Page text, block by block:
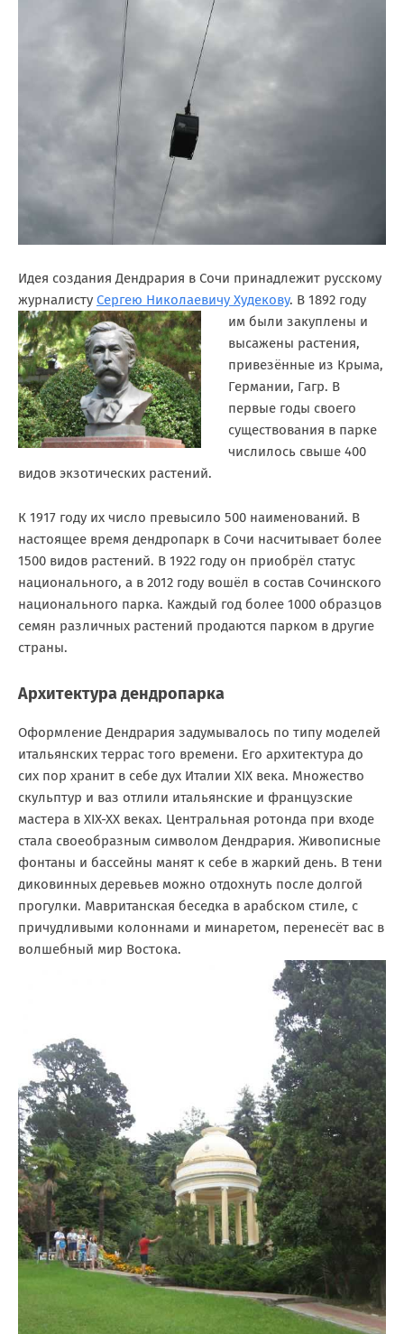
Идея создания Дендрария в Сочи принадлежит русскому
журналисту Сергею Николаевичу Худекову. В 1892 году
им были закуплены и
высажены растения,
привезённые из Крыма,
Германии, Гагр. В
первые годы своего
существования в парке
числилось свыше 400
видов экзотических растений.
К 1917 году их число превысило 500 наименований. В
настоящее время дендропарк в Сочи насчитывает более
1500 видов растений. В 1922 году он приобрёл статус
национального, а в 2012 году вошёл в состав Сочинского
национального парка. Каждый год более 1000 образцов
семян различных растений продаются парком в другие
страны.
Архитектура дендропарка
Оформление Дендрария задумывалось по типу моделей
итальянских террас того времени. Его архитектура до
сих пор хранит в себе дух Италии XIX века. Множество
скульптур и ваз отлили итальянские и французские
мастера в XIX-XX веках. Центральная ротонда при входе
стала своеобразным символом Дендрария. Живописные
фонтаны и бассейны манят к себе в жаркий день. В тени
диковинных деревьев можно отдохнуть после долгой
прогулки. Мавританская беседка в арабском стиле, с
причудливыми колоннами и минаретом, перенесёт вас в
волшебный мир Востока.